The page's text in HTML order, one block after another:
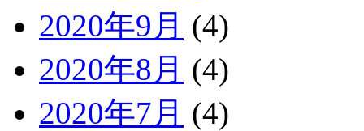
2020年9月 (4)
2020年8月 (4)
2020年7月 (4)